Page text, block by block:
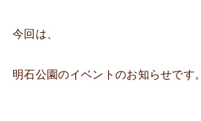
今回は、
明石公園のイベントのお知らせです。